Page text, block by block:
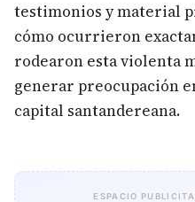
testimonios y material
cómo ocurrieron
rodearon esta violenta
generar preocupación
capital santandereana.
ESPACIO